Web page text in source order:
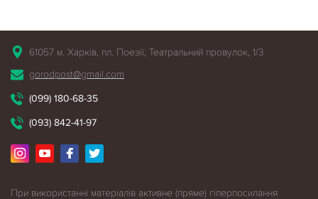
61057 м. Харків, пл. Поезії, Театральний провулок, 1/3
gorodpost@gmail.com
(099) 180-68-35
(093) 842-41-97
При використанні матеріалів активне (пряме) гіперпосилання